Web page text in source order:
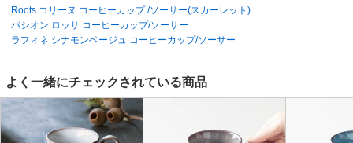
Roots コリーヌ コーヒーカップ /ソーサー(スカーレット)
パシオン ロッサ コーヒーカップ/ソーサー
ラフィネ シナモンベージュ コーヒーカップ/ソーサー
よく一緒にチェックされている商品